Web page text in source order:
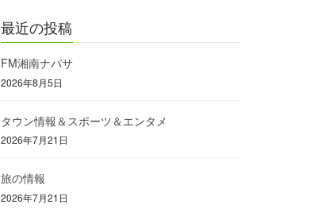
最近の投稿
FM湘南ナパサ
2026年8月5日
タウン情報＆スポーツ＆エンタメ
2026年7月21日
旅の情報
2026年7月21日